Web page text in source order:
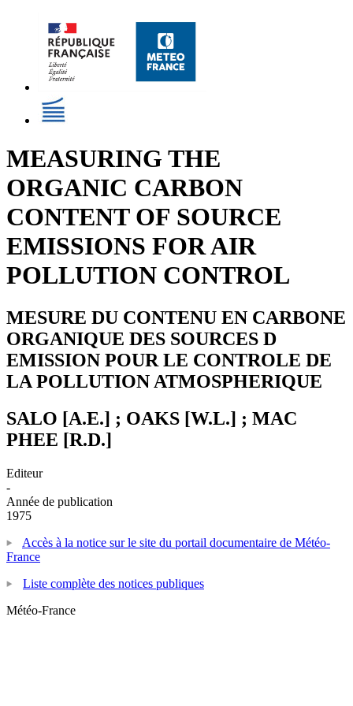
MEASURING THE
ORGANIC CARBON
CONTENT OF SOURCE
EMISSIONS FOR AIR
POLLUTION CONTROL
MESURE DU CONTENU EN CARBONE
ORGANIQUE DES SOURCES D
EMISSION POUR LE CONTROLE DE
LA POLLUTION ATMOSPHERIQUE
SALO [A.E.] ; OAKS [W.L.] ; MAC
PHEE [R.D.]
Editeur
-
Année de publication
1975
Accès à la notice sur le site du portail documentaire de Météo-
France
Liste complète des notices publiques
Météo-France